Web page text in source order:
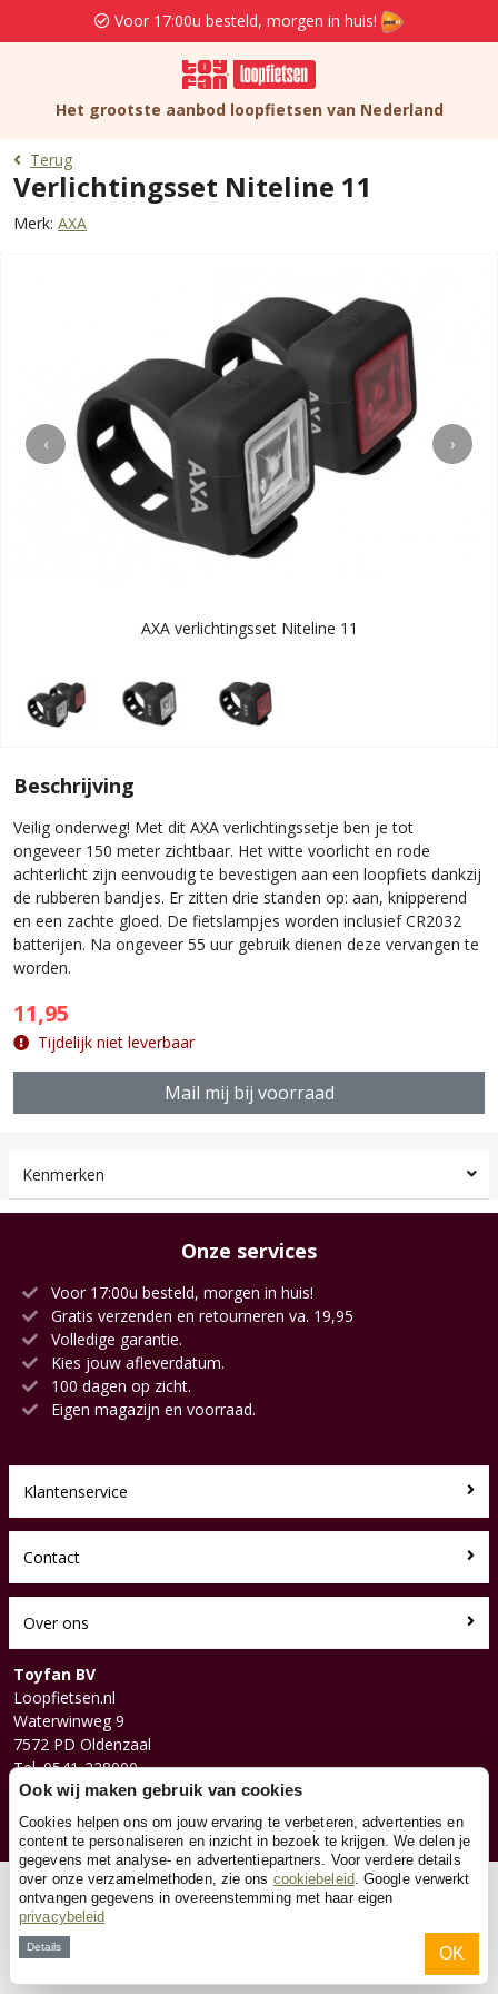
Voor 17:00u besteld, morgen in huis!
Het grootste aanbod loopfietsen van Nederland
Terug
Verlichtingsset Niteline 11
Merk: AXA
‹ ›
AXA verlichtingsset Niteline 11
Beschrijving
Veilig onderweg! Met dit AXA verlichtingssetje ben je tot
ongeveer 150 meter zichtbaar. Het witte voorlicht en rode
achterlicht zijn eenvoudig te bevestigen aan een loopfiets dankzij
de rubberen bandjes. Er zitten drie standen op: aan, knipperend
en een zachte gloed. De fietslampjes worden inclusief CR2032
batterijen. Na ongeveer 55 uur gebruik dienen deze vervangen te
worden.
11,95
Tijdelijk niet leverbaar
Mail mij bij voorraad
Kenmerken
Onze services
Voor 17:00u besteld, morgen in huis!
Gratis verzenden en retourneren va. 19,95
Volledige garantie.
Kies jouw afleverdatum.
100 dagen op zicht.
Eigen magazijn en voorraad.
Klantenservice
Contact
Over ons
Toyfan BV
Loopfietsen.nl
Waterwinweg 9
7572 PD Oldenzaal
Tel. 0541-228000
Facebook
Instagram
© 2026 Toyfan BV
Ook wij maken gebruik van cookies
Cookies helpen ons om jouw ervaring te verbeteren, advertenties en
content te personaliseren en inzicht in bezoek te krijgen. We delen je
gegevens met analyse- en advertentiepartners. Voor verdere details
over onze verzamelmethoden, zie ons cookiebeleid. Google verwerkt
ontvangen gegevens in overeenstemming met haar eigen
privacybeleid
Details OK